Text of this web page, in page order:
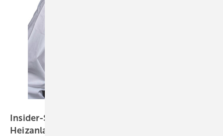
Insider-Strategien für den Verkauf komplexer
Heizanlagen